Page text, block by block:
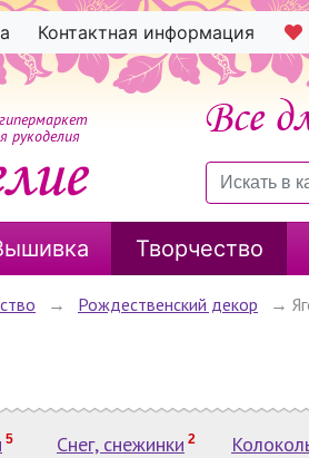
Контактная информация
рукоделия
Творчество
→ Рождественский декор →
5 Снег, снежинки 2